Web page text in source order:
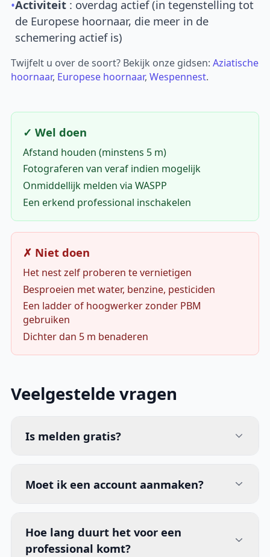
•Activiteit : overdag actief (in tegenstelling tot
de Europese hoornaar, die meer in de
schemering actief is)
Twijfelt u over de soort? Bekijk onze gidsen:Aziatische
hoornaar, Europese hoornaar,Wespennest.
✓ Wel doen
Afstand houden (minstens 5 m)
Fotograferen van veraf indien mogelijk
Onmiddellijk melden via WASPP
Een erkend professional inschakelen
✗ Niet doen
Het nest zelf proberen te vernietigen
Besproeien met water, benzine, pesticiden
Een ladder of hoogwerker zonder PBM
gebruiken
Dichter dan 5 m benaderen
Veelgestelde vragen
Is melden gratis?
Moet ik een account aanmaken?
Hoe lang duurt het voor een
professional komt?